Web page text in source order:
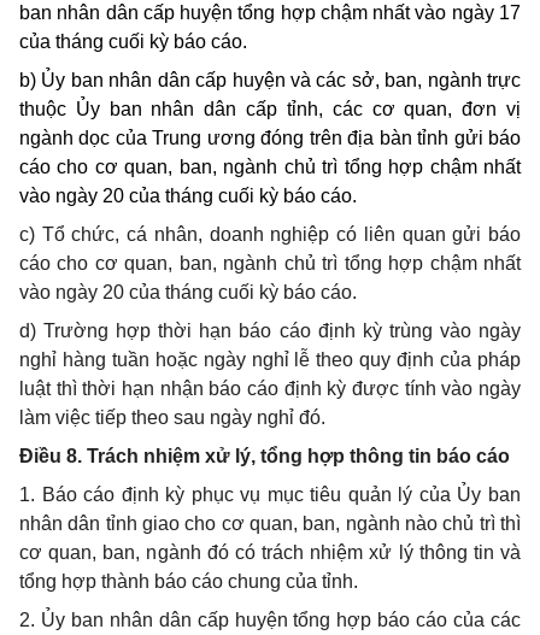
ban nhân dân cấp huyện tổng hợp chậm nhất vào ngày 17
của tháng cuối kỳ báo cáo.
b) Ủy ban nhân dân cấp huyện và các sở, ban, ngành trực
thuộc Ủy ban nhân dân cấp tỉnh, các cơ quan, đơn vị
ngành dọc của Trung ương đóng trên địa bàn tỉnh gửi báo
cáo cho cơ quan, ban, ngành chủ trì tổng hợp chậm nhất
vào ngày 20 của tháng cuối kỳ báo cáo.
c) Tổ chức, cá nhân, doanh nghiệp có liên quan gửi báo
cáo cho cơ quan, ban, ngành chủ trì tổng hợp chậm nhất
vào ngày 20 của tháng cuối kỳ báo cáo.
d) Trường hợp thời hạn báo cáo định kỳ trùng vào ngày
nghỉ hàng tuần hoặc ngày nghỉ lễ theo quy định của pháp
luật thì thời hạn nhận báo cáo định kỳ được tính vào ngày
làm việc tiếp theo sau ngày nghỉ đó.
Điều 8. Trách nhiệm xử lý, tổng hợp thông tin báo cáo
1. Báo cáo định kỳ phục vụ mục tiêu quản lý của Ủy ban
nhân dân tỉnh giao cho cơ quan, ban, ngành nào chủ trì thì
cơ quan, ban, ngành đó có trách nhiệm xử lý thông tin và
tổng hợp thành báo cáo chung của tỉnh.
2. Ủy ban nhân dân cấp huyện tổng hợp báo cáo của các